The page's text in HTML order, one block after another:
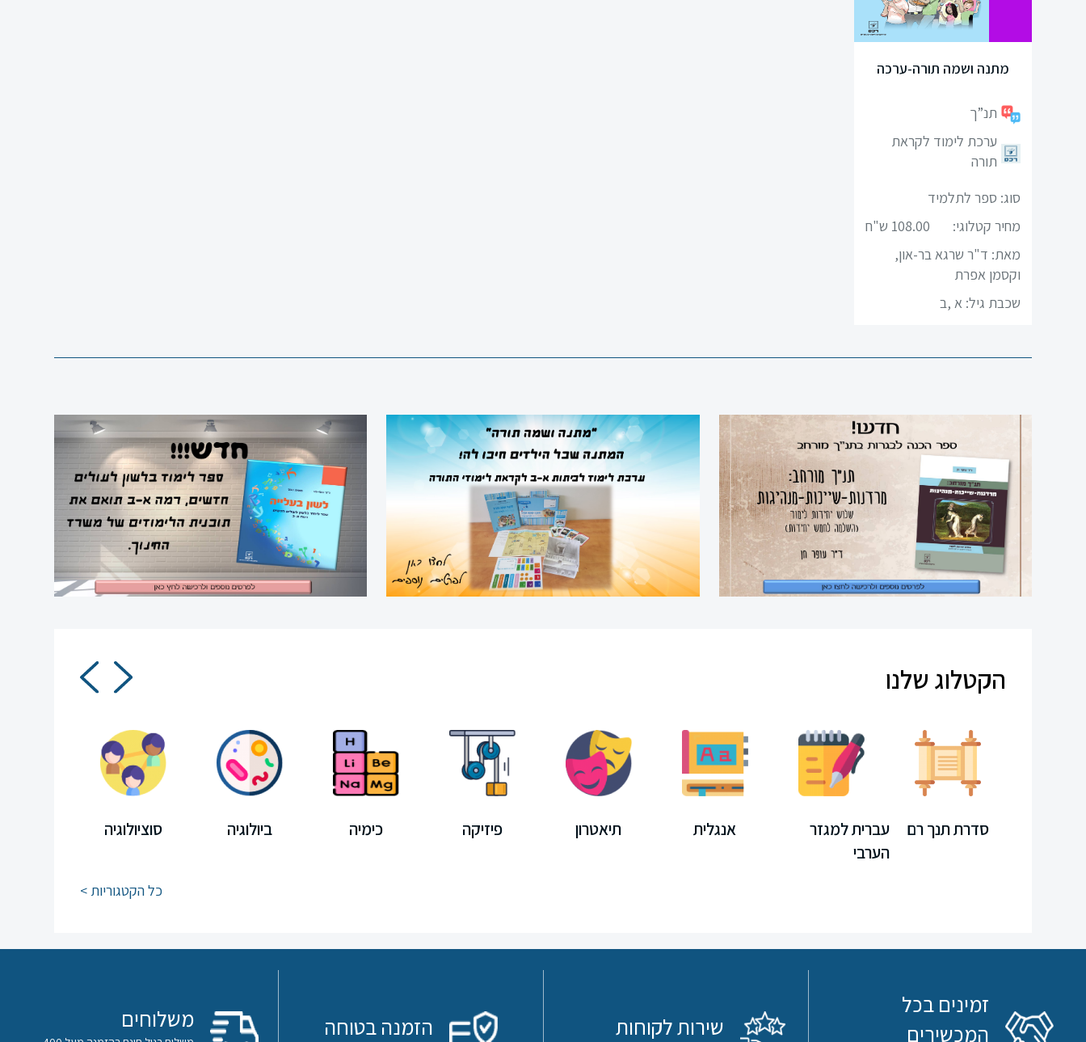
ומורשתו
מיצ"ב
סוציולוגיה
ביולוגיה
כימיה
תיאטרון
סדרת
תנך
מחשב
ספרי
תקשורת
משחקים
תורה
מתנה ושמה תורה-ערכה
תנ”ך
ערכת לימוד לקראת
תורה
סוג: ספר לתלמיד
מחיר קטלוגי:
108.00 ש"ח
מאת: ד"ר שרגא בר-און,
וקסמן אפרת
שכבת גיל: א ,ב
הקטלוג שלנו
סוציולוגיה ביולוגיה כימיה פיזיקה תיאטרון אנגלית
עברית למגזר
הערבי
סדרת תנך רם
כל הקטגוריות >
זמינים בכל
המכשירים
שירות לקוחות הזמנה בטוחה משלוחים